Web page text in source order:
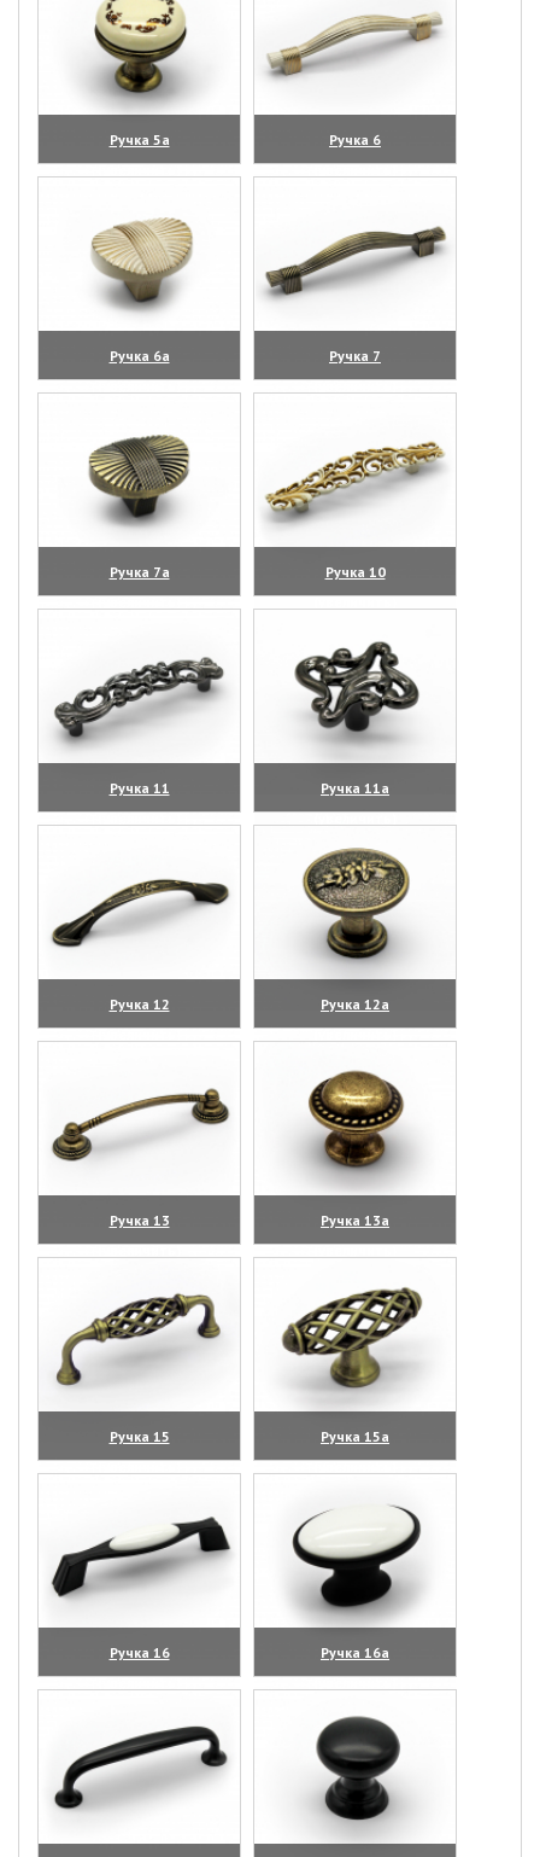
Ручка 5а
(увеличить)
Ручка 6
(увеличить)
Ручка 6а
(увеличить)
Ручка 7
(увеличить)
Ручка 7а
(увеличить)
Ручка 10
(увеличить)
Ручка 11
(увеличить)
Ручка 11а
(увеличить)
Ручка 12
(увеличить)
Ручка 12а
(увеличить)
Ручка 13
(увеличить)
Ручка 13а
(увеличить)
Ручка 15
(увеличить)
Ручка 15а
(увеличить)
Ручка 16
(увеличить)
Ручка 16а
(увеличить)